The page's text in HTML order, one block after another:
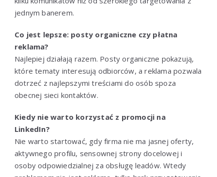
jednym banerem.
Co jest lepsze: posty organiczne czy płatna
reklama?
Najlepiej działają razem. Posty organiczne pokazują,
które tematy interesują odbiorców, a reklama pozwala
dotrzeć z najlepszymi treściami do osób spoza
obecnej sieci kontaktów.
Kiedy nie warto korzystać z promocji na
LinkedIn?
Nie warto startować, gdy firma nie ma jasnej oferty,
aktywnego profilu, sensownej strony docelowej i
osoby odpowiedzialnej za obsługę leadów. Wtedy